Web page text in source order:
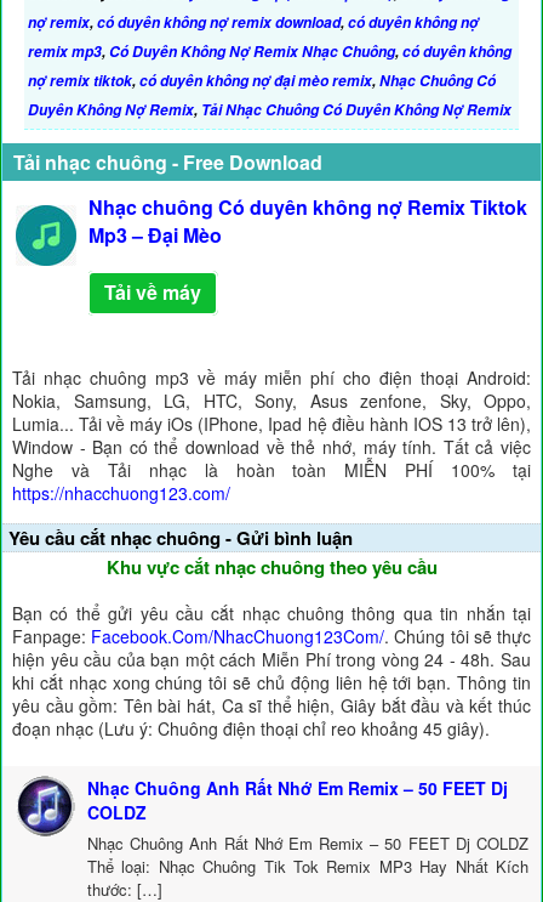
nợ remix,có duyên không nợ remix download,có duyên không nợ
remix mp3,Có Duyên Không Nợ Remix Nhạc Chuông,có duyên không
nợ remix tiktok,có duyên không nợ đại mèo remix,Nhạc Chuông Có
Duyên Không Nợ Remix, Tải Nhạc Chuông Có Duyên Không Nợ Remix
Tải nhạc chuông - Free Download
Nhạc chuông Có duyên không nợ Remix Tiktok
Mp3 – Đại Mèo
Tải về máy
Tải nhạc chuông mp3 về máy miễn phí cho điện thoại Android:
Nokia, Samsung, LG, HTC, Sony, Asus zenfone, Sky, Oppo,
Lumia... Tải về máy iOs (IPhone, Ipad hệ điều hành IOS 13 trở lên),
Window - Bạn có thể download về thẻ nhớ, máy tính. Tất cả việc
Nghe và Tải nhạc là hoàn toàn MIỄN PHÍ 100% tại
https://nhacchuong123.com/
Yêu cầu cắt nhạc chuông - Gửi bình luận
Khu vực cắt nhạc chuông theo yêu cầu
Bạn có thể gửi yêu cầu cắt nhạc chuông thông qua tin nhắn tại
Fanpage: Facebook.Com/NhacChuong123Com/. Chúng tôi sẽ thực
hiện yêu cầu của bạn một cách Miễn Phí trong vòng 24 - 48h. Sau
khi cắt nhạc xong chúng tôi sẽ chủ động liên hệ tới bạn. Thông tin
yêu cầu gồm: Tên bài hát, Ca sĩ thể hiện, Giây bắt đầu và kết thúc
đoạn nhạc (Lưu ý: Chuông điện thoại chỉ reo khoảng 45 giây).
Nhạc Chuông Anh Rất Nhớ Em Remix – 50 FEET Dj
COLDZ
Nhạc Chuông Anh Rất Nhớ Em Remix – 50 FEET Dj COLDZ
Thể loại: Nhạc Chuông Tik Tok Remix MP3 Hay Nhất Kích
thước: […]